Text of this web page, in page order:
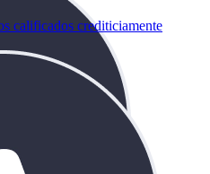
calificados crediticiamente